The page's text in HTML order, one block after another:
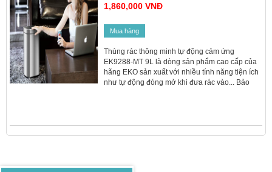
1,860,000 VNĐ
Mua hàng
Thùng rác thông minh tự động cảm ứng
EK9288-MT 9L là dòng sản phẩm cao cấp của
hãng EKO sản xuất với nhiều tính năng tiện ích
như tự động đóng mở khi đưa rác vào... Bảo